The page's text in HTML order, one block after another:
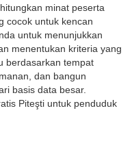
minat peserta
cocok untuk kencan
untuk menunjukkan
menentukan kriteria yang
berdasarkan tempat
dan bangun
basis data besar.
Piteşti untuk penduduk